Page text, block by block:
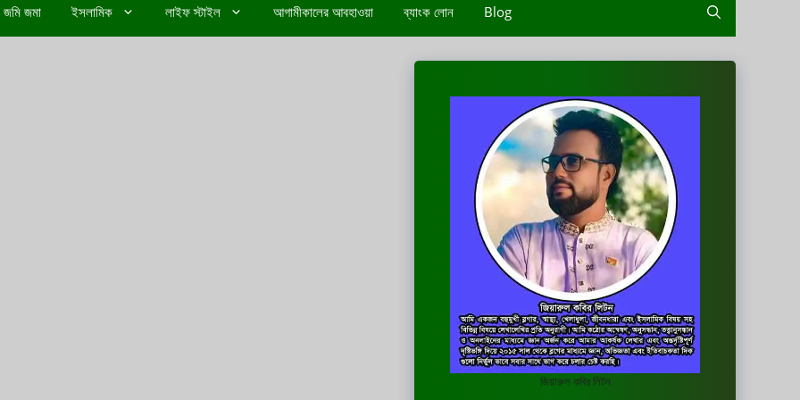
জমি জমা ইসলামিক লাইফ স্টাইল আগামীকালের আবহাওয়া ব্যাংক লোন Blog
জিয়ারুল কবির লিটন